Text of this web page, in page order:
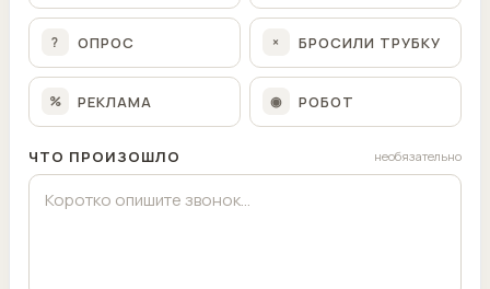
? ОПРОС × БРОСИЛИ ТРУБКУ
% РЕКЛАМА ◉ РОБОТ
ЧТО ПРОИЗОШЛО необязательно